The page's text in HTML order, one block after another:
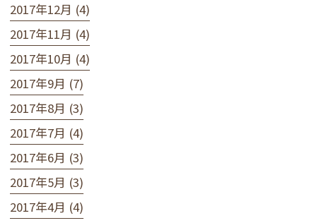
2017年12月 (4)
2017年11月 (4)
2017年10月 (4)
2017年9月 (7)
2017年8月 (3)
2017年7月 (4)
2017年6月 (3)
2017年5月 (3)
2017年4月 (4)